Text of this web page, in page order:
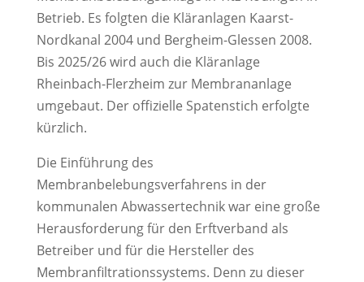
Betrieb. Es folgten die Kläranlagen Kaarst-
Nordkanal 2004 und Bergheim-Glessen 2008.
Bis 2025/26 wird auch die Kläranlage
Rheinbach-Flerzheim zur Membrananlage
umgebaut. Der offizielle Spatenstich erfolgte
kürzlich.
Die Einführung des
Membranbelebungsverfahrens in der
kommunalen Abwassertechnik war eine große
Herausforderung für den Erftverband als
Betreiber und für die Hersteller des
Membranfiltrationssystems. Denn zu dieser